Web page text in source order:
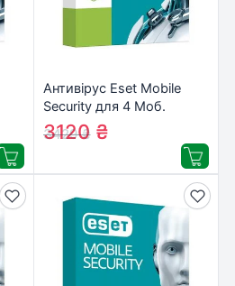
Антивірус Eset Mobile
Security для 4 Моб.
Пристр., ліцензія 2year
(27_4_2)
3429₴
3120 ₴